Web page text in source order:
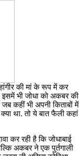
की मां के रूप में कर
भी जोधा को अकबर की
कहीं भी अपनी किताबों में
था. तो ये बात फैली कहां
कर रही है कि जोधाबाई
अकबर ने एक पुर्तगाली